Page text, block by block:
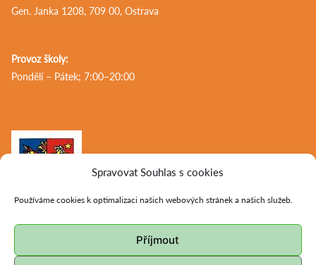
Spravovat Souhlas s cookies
Používáme cookies k optimalizaci našich webových stránek a našich služeb.
Příjmout
Gen. Janka 1208, 709 00, Ostrava
Provoz školy:
Pondělí – Pátek; 7:00–20:00